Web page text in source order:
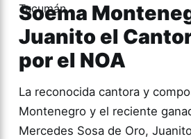
Soema
Juanito el
por el NOA
La reconocida cantora y
Montenegro y el reciente
Mercedes Sosa de Oro,